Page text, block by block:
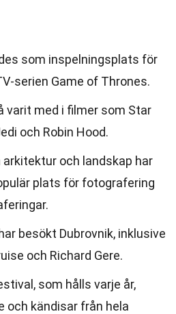
som inspelningsplats för
serien Game of Thrones.
varit med i filmer som Star
och Robin Hood.
arkitektur och landskap har
plats för fotografering
besökt Dubrovnik, inklusive
och Richard Gere.
som hålls varje år,
och kändisar från hela